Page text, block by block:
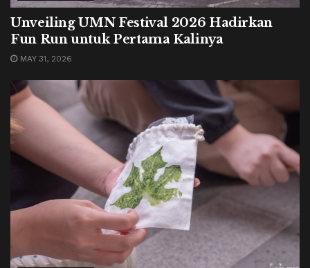
Unveiling UMN Festival 2026 Hadirkan
Fun Run untuk Pertama Kalinya
MAY 31, 2026